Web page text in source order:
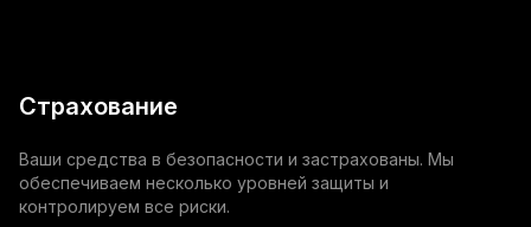
Страхование
Ваши средства в безопасности и застрахованы. Мы
обеспечиваем несколько уровней защиты и
контролируем все риски.